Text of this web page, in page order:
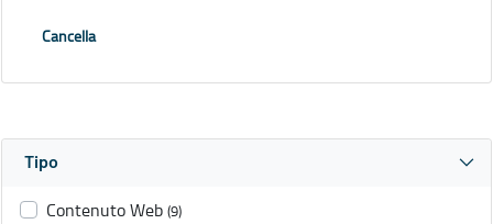
Cancella
Tipo
Contenuto Web (9)